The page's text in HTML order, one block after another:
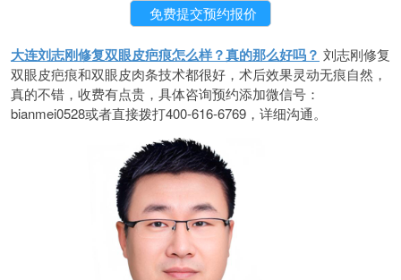
大连刘志刚修复双眼皮疤痕怎么样？真的那么好吗？ 刘志刚修复
双眼皮疤痕和双眼皮肉条技术都很好，术后效果灵动无痕自然，
真的不错，收费有点贵，具体咨询预约添加微信号：
bianmei0528或者直接拨打400-616-6769，详细沟通。